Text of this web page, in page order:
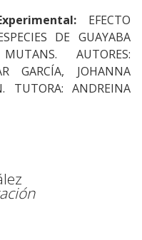
EFECTO
DE GUAYABA
AUTORES:
GARCÍA, JOHANNA
TUTORA: ANDREINA